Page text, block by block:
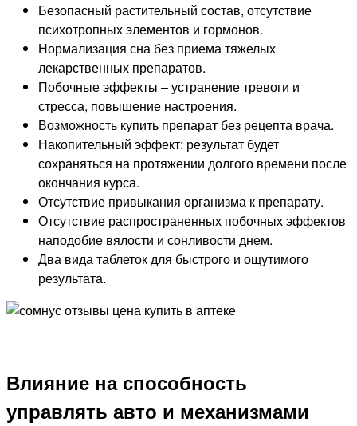
Безопасный растительный состав, отсутствие
психотропных элементов и гормонов.
Нормализация сна без приема тяжелых
лекарственных препаратов.
Побочные эффекты – устранение тревоги и
стресса, повышение настроения.
Возможность купить препарат без рецепта врача.
Накопительный эффект: результат будет
сохраняться на протяжении долгого времени после
окончания курса.
Отсутствие привыкания организма к препарату.
Отсутствие распространенных побочных эффектов
наподобие вялости и сонливости днем.
Два вида таблеток для быстрого и ощутимого
результата.
Влияние на способность
управлять авто и механизмами